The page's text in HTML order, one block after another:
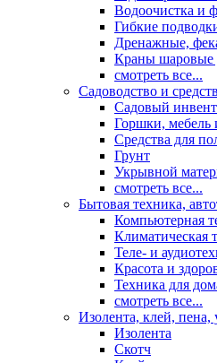
Водоочистка и
Гибкие
Дренажные,
Краны шаровые
смотреть все...
Садоводство и
Садовый
Горшки, мебель
Средства для
Грунт
Укрывной
смотреть все...
Бытовая техника,
Компьютерная
Климатическая
Теле- и
Красота и
Техника для
смотреть все...
Изолента, клей, пена,
Изолента
Скотч